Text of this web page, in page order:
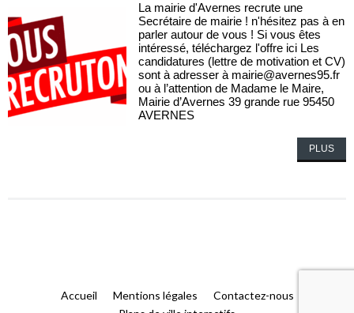
La mairie d'Avernes recrute une
Secrétaire de mairie ! n'hésitez pas à en
parler autour de vous ! Si vous êtes
intéressé, téléchargez l'offre ici Les
candidatures (lettre de motivation et CV)
sont à adresser à mairie@avernes95.fr
ou à l’attention de Madame le Maire,
Mairie d’Avernes 39 grande rue 95450
AVERNES
PLUS
Accueil Mentions légales
Contactez-nous